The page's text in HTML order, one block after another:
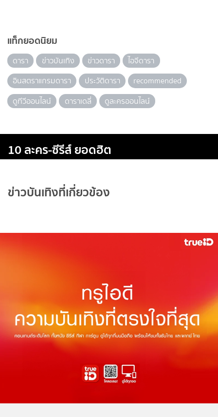
แท็กยอดนิยม
ดารา ข่าวบันเทิง ข่าวดารา
ไอจีดารา
อินสตราแกรมดารา
ประวัติดารา
recommended
ดูทีวีออนไลน์
ดาราเดลี่ ดูละครออนไลน์
10 ละคร-ซีรีส์ ยอดฮิต
ข่าวบันเทิงที่เกี่ยวข้อง